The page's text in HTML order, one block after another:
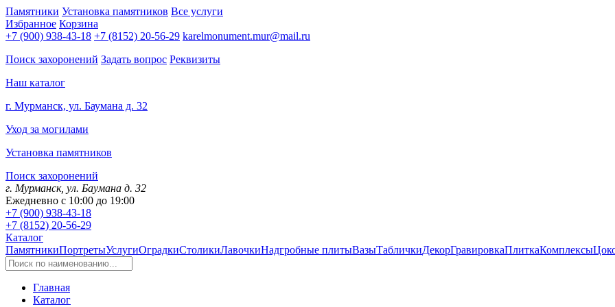
Памятники Установка памятников Все услуги
Избранное Корзина
+7 (900) 938-43-18 +7 (8152) 20-56-29 karelmonument.mur@mail.ru
Поиск захоронений Задать вопрос Реквизиты
Наш каталог
г. Мурманск, ул. Баумана д. 32
Уход за могилами
Установка памятников
Поиск захоронений
г. Мурманск, ул. Баумана д. 32
Ежедневно с 10:00 до 19:00
+7 (900) 938-43-18
+7 (8152) 20-56-29
Каталог
ПамятникиПортретыУслугиОградкиСтоликиЛавочкиНадгробные плитыВазыТабличкиДекорГравировкаПлиткаКомплексы
Главная
Каталог